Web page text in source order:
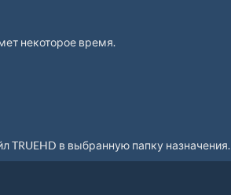
некоторое время.
TRUEHD в выбранную папку назначения.